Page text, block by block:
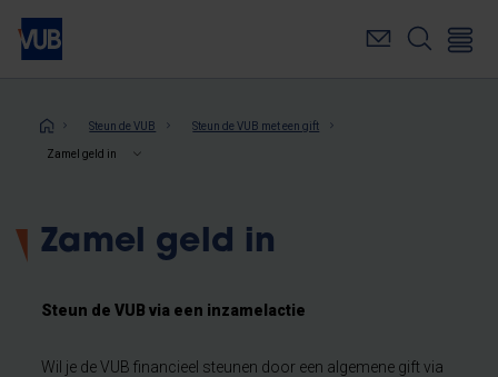
Overslaan
naar
inhoudKruimelpad
Steun de VUB Steun de VUB met een gift
Zamel geld in
Zamel geld in
Steun de VUB via een inzamelactie
Wil je de VUB financieel steunen door een algemene gift via